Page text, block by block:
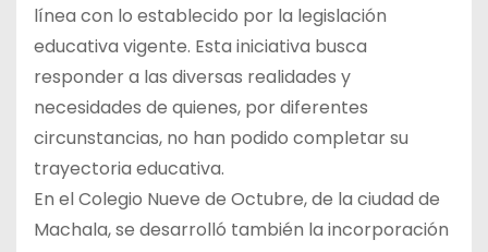
línea con lo establecido por la legislación
educativa vigente. Esta iniciativa busca
responder a las diversas realidades y
necesidades de quienes, por diferentes
circunstancias, no han podido completar su
trayectoria educativa.
En el Colegio Nueve de Octubre, de la ciudad de
Machala, se desarrolló también la incorporación